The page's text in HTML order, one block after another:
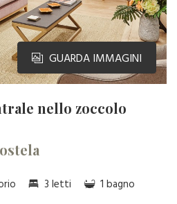
GUARDA IMMAGINI
nello zoccolo
3 letti 1 bagno